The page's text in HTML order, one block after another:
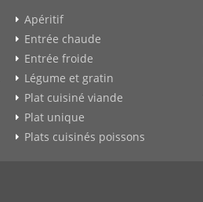
Apéritif
Entrée chaude
Entrée froide
Légume et gratin
Plat cuisiné viande
Plat unique
Plats cuisinés poissons